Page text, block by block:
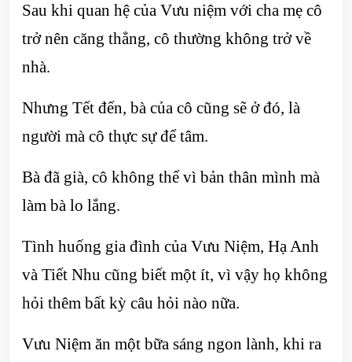
Sau khi quan hệ của Vưu niệm với cha mẹ cô
trở nên căng thẳng, cô thường không trở về
nhà.
Nhưng Tết đến, bà của cô cũng sẽ ở đó, là
người mà cô thực sự để tâm.
Bà đã già, cô không thể vì bản thân mình mà
làm bà lo lắng.
Tình huống gia đình của Vưu Niệm, Hạ Anh
và Tiết Nhu cũng biết một ít, vì vậy họ không
hỏi thêm bất kỳ câu hỏi nào nữa.
Vưu Niệm ăn một bữa sáng ngon lành, khi ra